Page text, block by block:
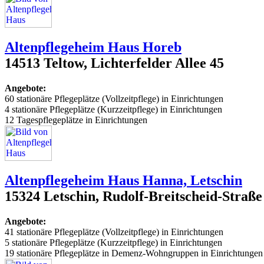
Altenpflegeheim Haus Horeb
14513 Teltow, Lichterfelder Allee 45
Angebote:
60 stationäre Pflegeplätze (Vollzeitpflege) in Einrichtungen
4 stationäre Pflegeplätze (Kurzzeitpflege) in Einrichtungen
12 Tagespflegeplätze in Einrichtungen
Altenpflegeheim Haus Hanna, Letschin
15324 Letschin, Rudolf-Breitscheid-
Angebote:
41 stationäre Pflegeplätze (Vollzeitpflege) in Einrichtungen
5 stationäre Pflegeplätze (Kurzzeitpflege) in Einrichtungen
19 stationäre Pflegeplätze in Demenz-Wohngruppen in Einrichtungen